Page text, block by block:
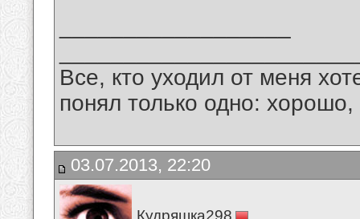
Все, кто уходил от меня
понял только одно:
03.07.2013, 22:20
Кудряшка298